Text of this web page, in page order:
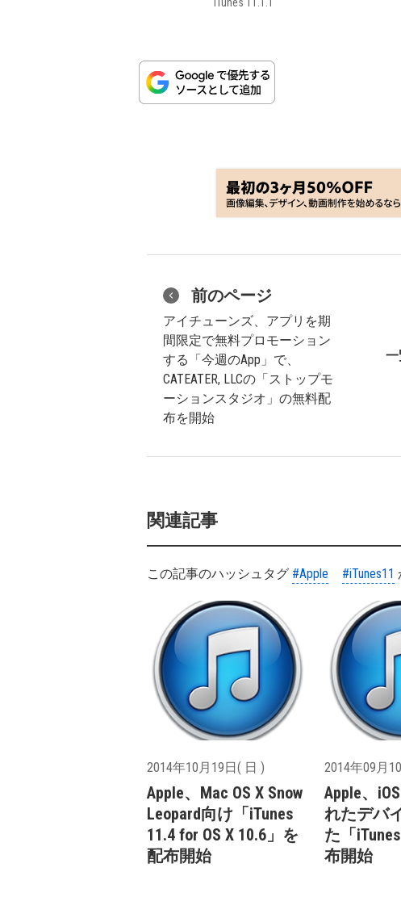
前のページ
アイチューンズ、アプリを期
間限定で無料プロモーション
する「今週のApp」で、
CATEATER, LLCの「ストップモ
ーションスタジオ」の無料配
布を開始
関連記事
この記事のハッシュタグ #Apple #iTunes11
2014年10月19日( 日 )
Apple、Mac OS X Snow
Leopard向け「iTunes
11.4 for OS X 10.6」を
配布開始
2014年09月
Apple、
れたデバ
た「
布開始